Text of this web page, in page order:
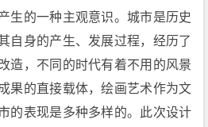
生的一种主观意识。城市是历史
自身的产生、发展过程，经历了
造，不同的时代有着不用的风景
果的直接载体，绘画艺术作为文
的表现是多种多样的。此次设计